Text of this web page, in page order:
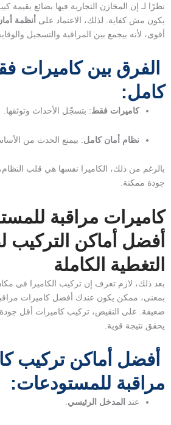
نظرًا لـ إن المخازن التجارية فيها بضائع
يكون مش كفاية. لذلك، الاعتماد على أنظمة
أقوى، لأنه بيجمع بين المراقبة والتسجيل
الفرق بين كاميرات
كامل:
كاميرات فقط: بتسجّل الأحداث وتوثقها.
نظام أمان كامل: بيمنع الحدث من
بالرغم من ذلك، الكاميرا نفسها هي قلب
جودة ممكنة.
كاميرات مراقبة
أفضل أماكن التركيب
التغطية الكاملة
بعد ذلك، لازم تعرف إن تركيب الكاميرا في
بمعنى، ممكن يكون عندك أفضل كاميرات
ضعيفة. على النقيض، تركيب كاميرات أقل
يحقق نتيجة قوية.
أفضل أماكن تركيب
مراقبة للمستودعات:
عند المدخل الرئيسي